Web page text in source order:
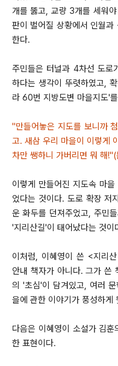
개를 뚫고, 교량 3개를 세워
판이 벌어질 상황에서 인월과
한다.
주민들은 터널과 4차선 도로
하다는 생각이 뚜렷하였고,
라 60번 지방도변 마을지도'
"만들어놓은 지도를 보니까
고. 새삼 우리 마을이 이렇게
차만 쌩하니 가버리면 뭐 해
이렇게 만들어진 지도속 마
었다는 것이다. 도로 확장 저
운 화두를 던져주었고, 주민
'지리산길'이 태어났다는 것이
이처럼, 이혜영이 쓴 <지리
안내 책자가 아니다. 그가 쓴
의 '초심'이 담겨있고, 여러
을에 관한 이야기가 풍성하게
다음은 이혜영이 소설가 김
한 표현이다.